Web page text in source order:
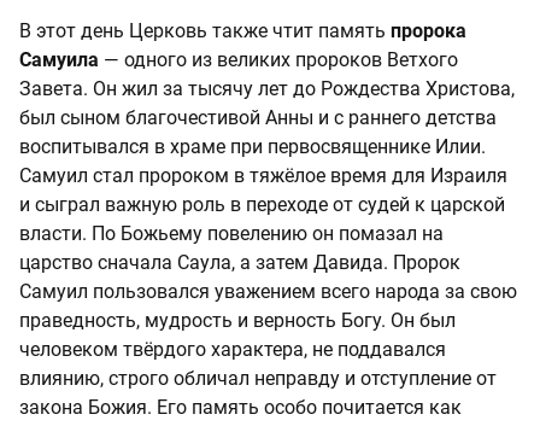
В этот день Церковь также чтит память пророка
Самуила — одного из великих пророков Ветхого
Завета. Он жил за тысячу лет до Рождества Христова,
был сыном благочестивой Анны и с раннего детства
воспитывался в храме при первосвященнике Илии.
Самуил стал пророком в тяжёлое время для Израиля
и сыграл важную роль в переходе от судей к царской
власти. По Божьему повелению он помазал на
царство сначала Саула, а затем Давида. Пророк
Самуил пользовался уважением всего народа за свою
праведность, мудрость и верность Богу. Он был
человеком твёрдого характера, не поддавался
влиянию, строго обличал неправду и отступление от
закона Божия. Его память особо почитается как